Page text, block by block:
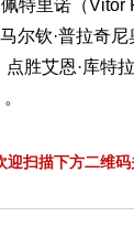
特里诺（Vitor
尔钦·普拉奇
胜艾恩·库特
迎扫描下方二维